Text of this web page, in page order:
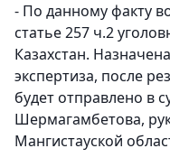
- По данному факту
статье 257 ч.2
Казахстан.
экспертиза, после
будет отправлено в
Шермагамбетова,
Мангистауской